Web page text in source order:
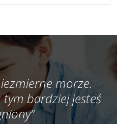
morze.
tym bardziej jesteś